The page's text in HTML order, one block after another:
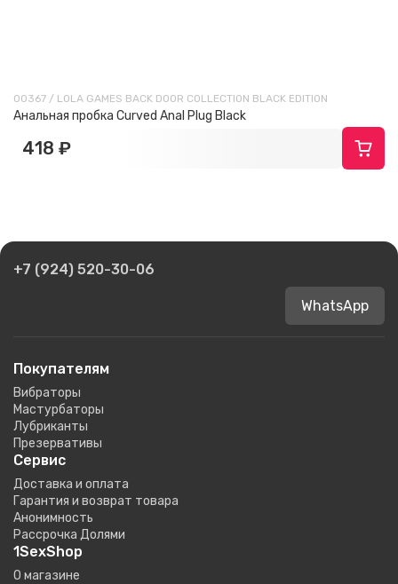
00367 / LOLA GAMES BACK DOOR COLLECTION BLACK EDITION
Анальная пробка Curved Anal Plug Black
418 ₽
+7 (924) 520-30-06
WhatsApp
Покупателям
Вибраторы
Мастурбаторы
Лубриканты
Презервативы
Сервис
Доставка и оплата
Гарантия и возврат товара
Анонимность
Рассрочка Долями
1SexShop
О магазине